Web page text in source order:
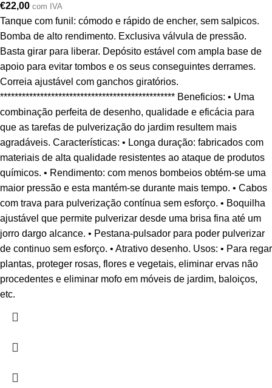
€22,00 com IVA
Tanque com funil: cómodo e rápido de encher, sem salpicos.
Bomba de alto rendimento. Exclusiva válvula de pressão.
Basta girar para liberar. Depósito estável com ampla base de
apoio para evitar tombos e os seus conseguintes derrames.
Correia ajustável com ganchos giratórios.
************************************************ Beneficios: • Uma
combinação perfeita de desenho, qualidade e eficácia para
que as tarefas de pulverização do jardim resultem mais
agradáveis. Características: • Longa duração: fabricados com
materiais de alta qualidade resistentes ao ataque de produtos
químicos. • Rendimento: com menos bombeios obtém-se uma
maior pressão e esta mantém-se durante mais tempo. • Cabos
com trava para pulverização contínua sem esforço. • Boquilha
ajustável que permite pulverizar desde uma brisa fina até um
jorro dargo alcance. • Pestana-pulsador para poder pulverizar
de continuo sem esforço. • Atrativo desenho. Usos: • Para regar
plantas, proteger rosas, flores e vegetais, eliminar ervas não
procedentes e eliminar mofo em móveis de jardim, baloiços,
etc.